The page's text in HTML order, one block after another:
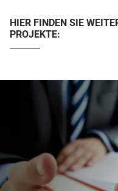
HIER FINDEN SIE
PROJEKTE: